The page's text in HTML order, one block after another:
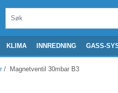
KLIMA INNREDNING GASS-
/ Magnetventil 30mbar B3